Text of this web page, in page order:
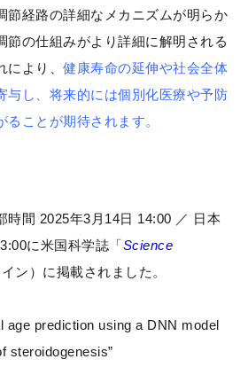
節経路の詳細なメカニズムが明らか
節の仕組みがより詳細に解明される
により、健康寿命の延伸や社会全体
与し、将来的には個別化医療や予防
ことが期待されます。
時間 2025年3月14日 14:00 ／ 日本
に米国科学誌「Science
ン）に掲載されました。
age prediction using a DNN model
steroidogenesis”